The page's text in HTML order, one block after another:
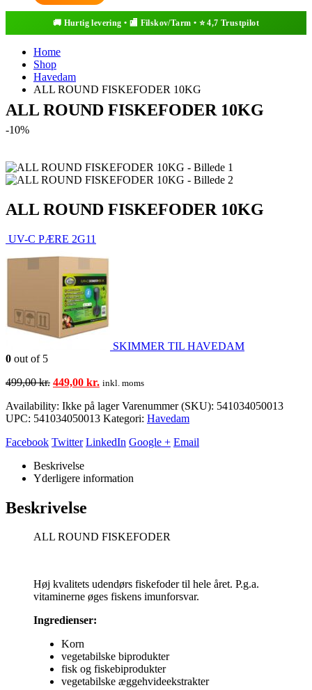
Home
Shop
Havedam
ALL ROUND FISKEFODER 10KG
ALL ROUND FISKEFODER 10KG
-10%
ALL ROUND FISKEFODER 10KG
UV-C PÆRE 2G11
SKIMMER TIL HAVEDAM
0 out of 5
499,00kr. Den
pris
var:
449,00 kr. Den
pris
er:
inkl. moms
Availability: Ikke på lager Varenummer (SKU): 541034050013
UPC: 541034050013 Kategori: Havedam
Facebook Twitter LinkedIn Google + Email
Beskrivelse
Yderligere information
Beskrivelse
ALL ROUND FISKEFODER
Høj kvalitets udendørs fiskefoder til hele året. P.g.a.
vitaminerne øges fiskens imunforsvar.
Ingredienser:
Korn
vegetabilske biprodukter
fisk og fiskebiprodukter
vegetabilske æggehvideekstrakter